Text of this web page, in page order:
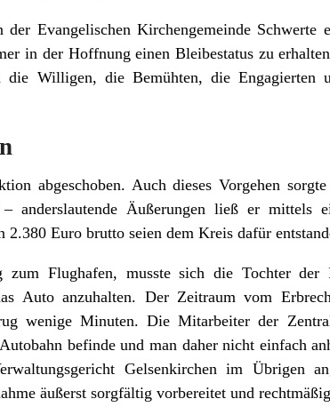
Evangelischen Kirchengemeinde Schwerte
in der Hoffnung einen Bleibestatus zu
Willigen, die Bemühten, die Engagierten
abgeschoben. Auch dieses Vorgehen
anderslautende Äußerungen ließ er mittels
Euro brutto seien dem Kreis dafür
zum Flughafen, musste sich die Tochter der
Auto anzuhalten. Der Zeitraum vom
wenige Minuten. Die Mitarbeiter der
befinde und man daher nicht einfach
Gelsenkirchen im Übrigen
äußerst sorgfältig vorbereitet und